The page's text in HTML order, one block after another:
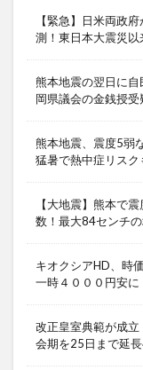
【緊急】日米両政
測！東日本大震災
熊本地震の翌日に
岡県議会の金銭授受
熊本地震、震度5弱
猛暑で熱中症リス
【大地震】熊本で
数！最大84センチ
キオクシアHD、時
一時４０００円安
改正皇室典範が成
会期を25日まで延